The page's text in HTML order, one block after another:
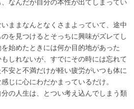
なんだが自分の本性が出てしまってい
ままなんとなくさまよっていて、途中
を見つけるとそっちに興味がズレてし
始めたときには何か目的地があった
もしれないが、すでにその時には忘れて
安と不満だけが軽い疲労がいつも体に
じに心にわだかまっているだけ。
の人生は、とつい考え込んでしまう類